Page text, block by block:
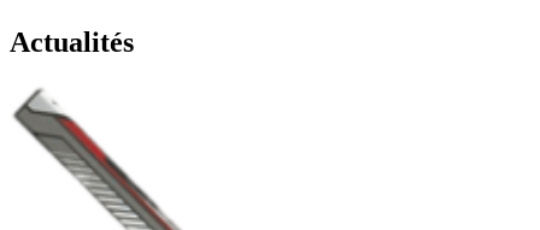
Actualités